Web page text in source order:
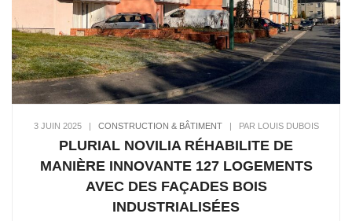
3 JUIN 2025| CONSTRUCTION & BÂTIMENT| PAR LOUIS DUBOIS
PLURIAL NOVILIA RÉHABILITE DE
MANIÈRE INNOVANTE 127 LOGEMENTS
AVEC DES FAÇADES BOIS
INDUSTRIALISÉES